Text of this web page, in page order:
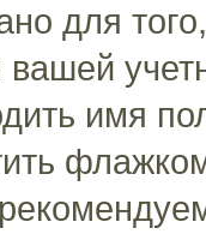
для
вашей
имя